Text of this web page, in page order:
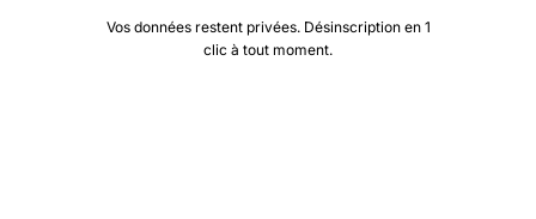
Vos données restent privées. Désinscription en 1
clic à tout moment.